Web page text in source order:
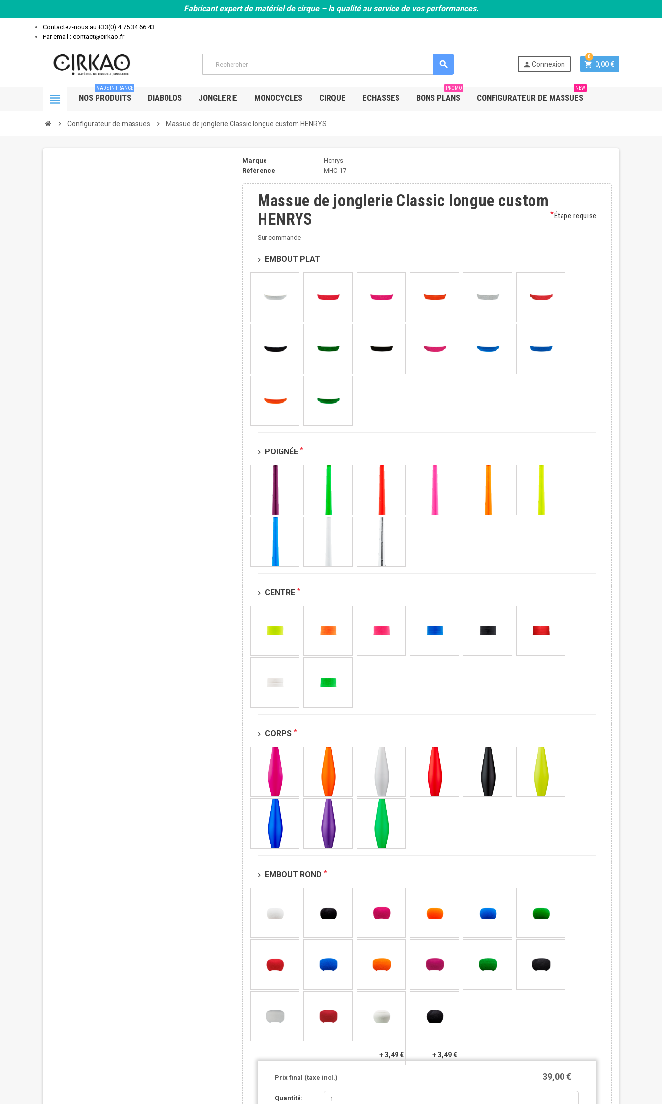
Fabricant expert de matériel de cirque – la qualité au service de vos performances.
Contactez-nous au +33(0) 4 75 34 66 43
Par email : contact@cirkao.fr
search person Connexion shopping_cart 0,00 €
0
view_headline NOS PRODUITS
MADE IN FRANCE
DIABOLOS JONGLERIE MONOCYCLES CIRQUE ECHASSES BONS PLANS
PROMO
CONFIGURATEUR DE MASSUES
NEW
chevron_right Configurateur de massues chevron_right Massue de jonglerie Classic longue custom HENRYS
Marque
Henrys
Référence
MHC-17
Massue de jonglerie Classic longue custom
HENRYS
*Étape requise
Sur commande
chevron_right EMBOUT PLAT
chevron_right POIGNÉE *
chevron_right CENTRE *
chevron_right CORPS *
chevron_right EMBOUT ROND *
+ 3,49 € + 3,49 €
Prix final (taxe incl.) 39,00 €
Quantité: